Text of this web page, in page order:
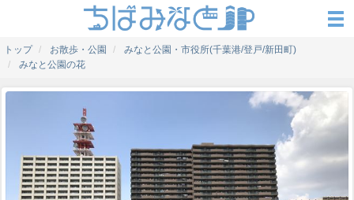
トップ お散歩・公園
みなと公園・市役所(千葉港/登戸/新田町)
みなと公園の花